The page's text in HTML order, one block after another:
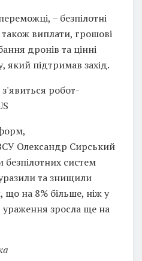
– безпілотні
виплати, грошові
дронів та цінні
який підтримав захід.
робот-
Олександр Сирський
безпілотних систем
та знищили
що на 8% більше, ніж у
ураження зросла ще на